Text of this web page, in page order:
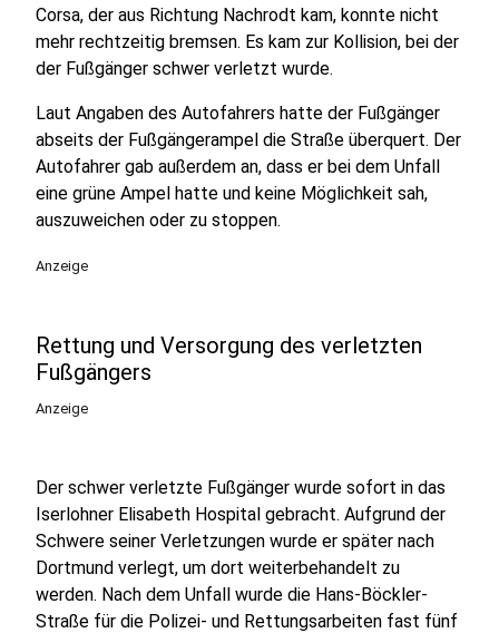
Corsa, der aus Richtung Nachrodt kam, konnte nicht
mehr rechtzeitig bremsen. Es kam zur Kollision, bei der
der Fußgänger schwer verletzt wurde.
Laut Angaben des Autofahrers hatte der Fußgänger
abseits der Fußgängerampel die Straße überquert. Der
Autofahrer gab außerdem an, dass er bei dem Unfall
eine grüne Ampel hatte und keine Möglichkeit sah,
auszuweichen oder zu stoppen.
Anzeige
Rettung und Versorgung des verletzten
Fußgängers
Anzeige
Der schwer verletzte Fußgänger wurde sofort in das
Iserlohner Elisabeth Hospital gebracht. Aufgrund der
Schwere seiner Verletzungen wurde er später nach
Dortmund verlegt, um dort weiterbehandelt zu
werden. Nach dem Unfall wurde die Hans-Böckler-
Straße für die Polizei- und Rettungsarbeiten fast fünf